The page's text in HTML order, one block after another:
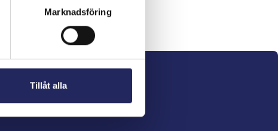
Marknadsföring
Tillåt alla